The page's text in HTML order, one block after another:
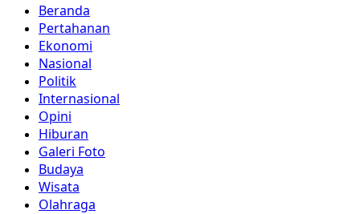
Primary
Menu
Beranda
Pertahanan
Ekonomi
Nasional
Politik
Internasional
Opini
Hiburan
Galeri Foto
Budaya
Wisata
Olahraga